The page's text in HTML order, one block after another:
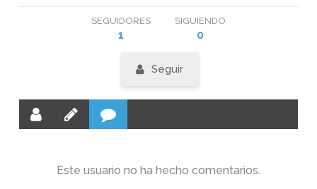
SEGUIDORES
1
SIGUIENDO
0
Seguir
Este usuario no ha hecho comentarios.